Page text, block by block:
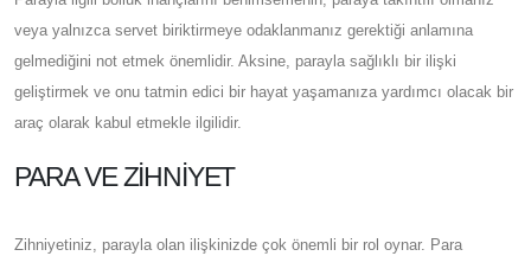
veya yalnızca servet biriktirmeye odaklanmanız gerektiği anlamına
gelmediğini not etmek önemlidir. Aksine, parayla sağlıklı bir ilişki
geliştirmek ve onu tatmin edici bir hayat yaşamanıza yardımcı olacak bir
araç olarak kabul etmekle ilgilidir.
PARA VE ZIHNIYET
Zihniyetiniz, parayla olan ilişkinizde çok önemli bir rol oynar. Para